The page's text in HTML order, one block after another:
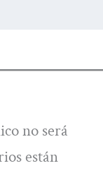
no será
están